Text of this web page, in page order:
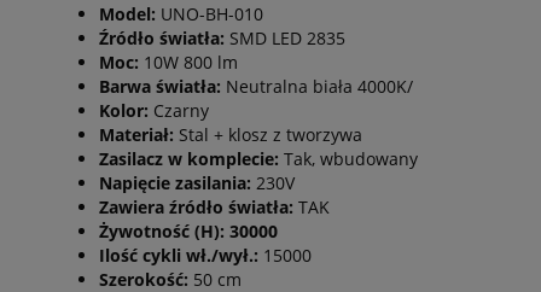
Model: UNO-BH-010
Źródło światła: SMD LED 2835
Moc: 10W 800 lm
Barwa światła: Neutralna biała 4000K/
Kolor: Czarny
Materiał: Stal + klosz z tworzywa
Zasilacz w komplecie: Tak, wbudowany
Napięcie zasilania: 230V
Zawiera źródło światła: TAK
Żywotność (H): 30000
Ilość cykli wł./wył.: 15000
Szerokość: 50 cm